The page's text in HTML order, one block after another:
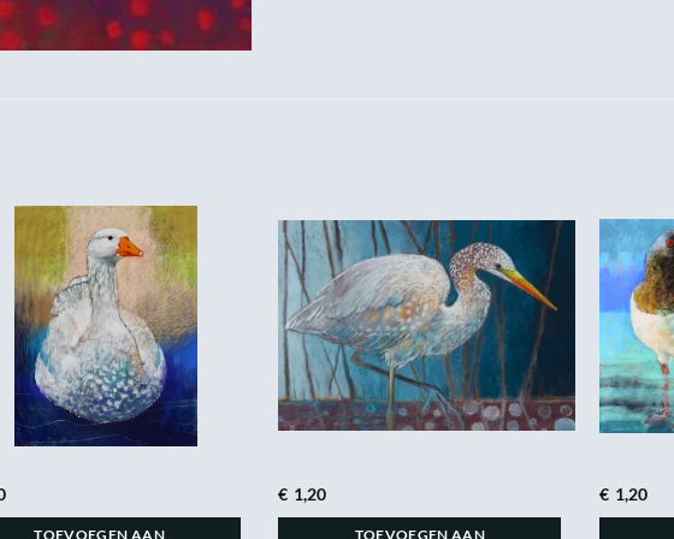
TOEVOEGEN AAN
€ 1,20
TOEVOEGEN AAN
€ 1,20